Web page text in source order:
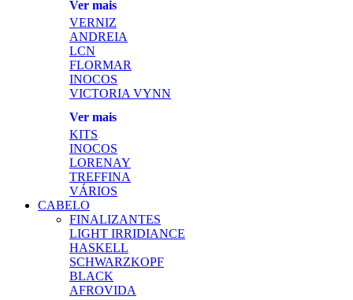
Ver mais
VERNIZ
ANDREIA
LCN
FLORMAR
INOCOS
VICTORIA VYNN
Ver mais
KITS
INOCOS
LORENAY
TREFFINA
VÁRIOS
CABELO
FINALIZANTES
LIGHT IRRIDIANCE
HASKELL
SCHWARZKOPF
BLACK
AFROVIDA